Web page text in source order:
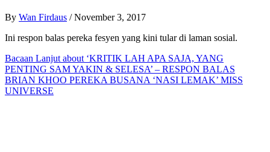
By Wan Firdaus / November 3, 2017
Ini respon balas pereka fesyen yang kini tular di laman sosial.
Bacaan Lanjut about ‘KRITIK LAH APA SAJA, YANG
PENTING SAM YAKIN & SELESA’ – RESPON BALAS
BRIAN KHOO PEREKA BUSANA ‘NASI LEMAK’ MISS
UNIVERSE